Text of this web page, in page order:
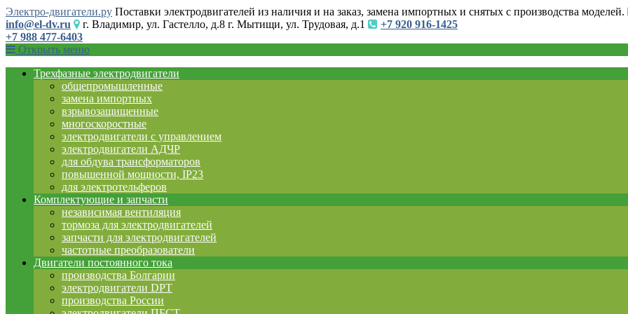
Электро-двигатели.ру Поставки электродвигателей из наличия и на заказ, замена импортных и снятых с производства моделей.
info@el-dv.ru
г. Владимир, ул. Гастелло, д.8 г. Мытищи, ул. Трудовая, д.1
+7 920 916-1425
+7 988 477-6403
Открыть меню
Трехфазные электродвигатели
общепромышленные
замена импортных
взрывозащищенные
многоскоростные
электродвигатели с управлением
электродвигатели АДЧР
для обдува трансформаторов
повышенной мощности, IP23
для электротельферов
Комплектующие и запчасти
независимая вентиляция
тормоза для электродвигателей
запчасти для электродвигателей
частотные преобразователи
Двигатели постоянного тока
производства Болгарии
электродвигатели DPT
производства России